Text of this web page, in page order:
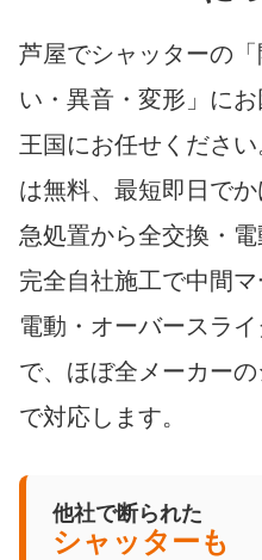
芦屋でシャッターの
い・異音・変形」に
王国にお任せくださ
は無料、最短即日で
急処置から全交換・電
完全自社施工で中間
電動・オーバースラ
で、ほぼ全メーカー
で対応します。
他社で断られた
シャッターも